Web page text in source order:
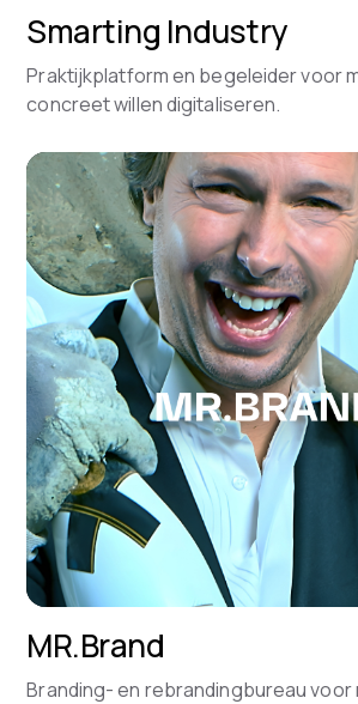
Smarting Industry
Praktijkplatform en begeleider voor
concreet willen digitaliseren.
MR.Brand
Branding- en rebrandingbureau